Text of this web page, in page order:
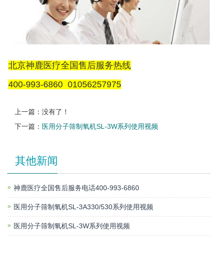
北京神鹿医疗全国售后服务热线
400-993-6860 01056257975
上一篇：没有了！
下一篇： 医用分子筛制氧机SL-3W系列使用视频
其他新闻
神鹿医疗全国售后服务电话400-993-6860
医用分子筛制氧机SL-3A330/530系列使用视频
医用分子筛制氧机SL-3W系列使用视频